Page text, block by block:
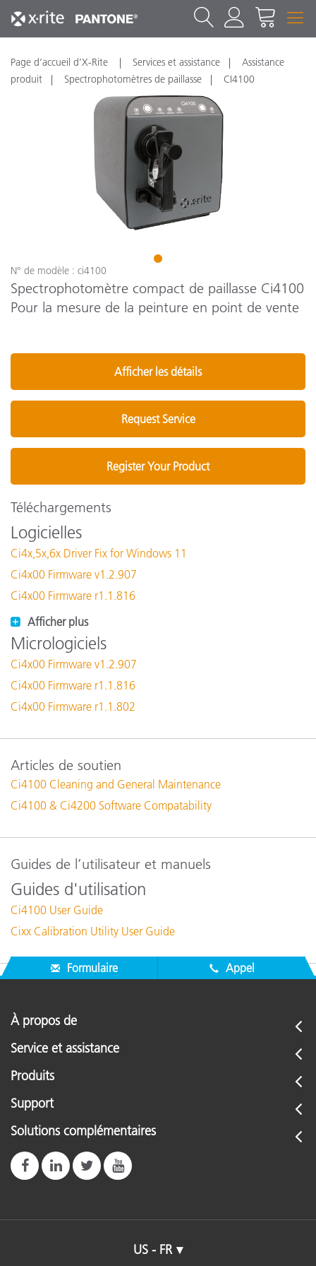
Page d’accueil d’X-Rite Services et assistance
Assistance
produit
Spectrophotomètres de paillasse CI4100
1
N° de modèle : ci4100
Spectrophotomètre compact de paillasse Ci4100
Pour la mesure de la peinture en point de vente
Afficher les détails
Request Service
Register Your Product
Téléchargements
Logicielles
Ci4x,5x,6x Driver Fix for Windows 11
Ci4x00 Firmware v1.2.907
Ci4x00 Firmware r1.1.816
Afficher plus
Micrologiciels
Ci4x00 Firmware v1.2.907
Ci4x00 Firmware r1.1.816
Ci4x00 Firmware r1.1.802
Articles de soutien
Ci4100 Cleaning and General Maintenance
Ci4100 & Ci4200 Software Compatability
Guides de l’utilisateur et manuels
Guides d'utilisation
Ci4100 User Guide
Cixx Calibration Utility User Guide
Formulaire Appel
À propos de
Service et assistance
Produits
Support
Solutions complémentaires
US - FR